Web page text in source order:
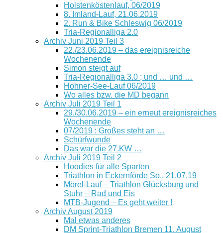
Holstenköstenlauf, 06/2019
8. Imland-Lauf, 21.06.2019
2. Run & Bike Schleswig 06/2019
Tria-Regionalliga 2.0
Archiv Juni 2019 Teil 3
22./23.06.2019 – das ereignisreiche
Wochenende
Simon steigt auf
Tria-Regionalliga 3.0 ; und … und …
Hohner-See-Lauf 06/2019
Wo alles bzw. die MD begann
Archiv Juli 2019 Teil 1
29./30.06.2019 – ein erneut ereignisreiches
Wochenende
07/2019 : Großes steht an …
Schürfwunde
Das war die 27.KW …
Archiv Juli 2019 Teil 2
Hoodies für alle Sparten
Triathlon in Eckernförde So., 21.07.19
Mörel-Lauf – Triathlon Glücksburg und
Stuhr – Rad und Eis
MTB-Jugend – Es geht weiter !
Archiv August 2019
Mal etwas anderes
DM Sprint-Triathlon Bremen 11. August